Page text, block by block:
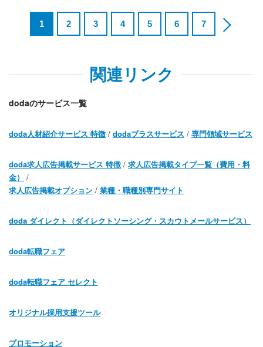
1 2 3 4 5 6 7
関連リンク
dodaのサービス一覧
doda人材紹介サービス 特徴 / dodaプラスサービス / 専門領域サービス
doda求人広告掲載サービス 特徴 / 求人広告掲載タイプ一覧（費用・料
金）
/
求人広告掲載オプション / 業種・職種別専門サイト
doda ダイレクト（ダイレクトソーシング・スカウトメールサービス）
doda転職フェア
doda転職フェア セレクト
オリジナル採用支援ツール
プロモーション